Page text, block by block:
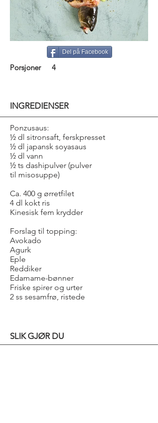
Del på Facebook
Porsjoner 4
INGREDIENSER
Ponzusaus:
½ dl sitronsaft, ferskpresset
½ dl japansk soyasaus
½ dl vann
½ ts dashipulver (pulver
til misosuppe)
Ca. 400 g ørretfilet
4 dl kokt ris
Kinesisk fem krydder
Forslag til topping:
Avokado
Agurk
Eple
Reddiker
Edamame-bønner
Friske spirer og urter
2 ss sesamfrø, ristede
SLIK GJØR DU